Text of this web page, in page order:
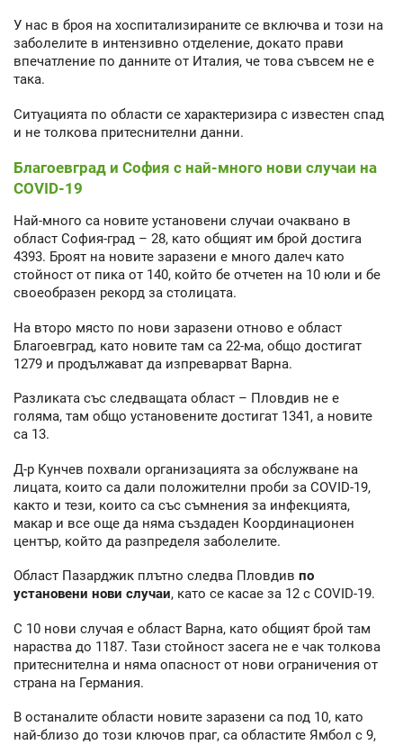
У нас в броя на хоспитализираните се включва и този на
заболелите в интензивно отделение, докато прави
впечатление по данните от Италия, че това съвсем не е
така.
Ситуацията по области се характеризира с известен спад
и не толкова притеснителни данни.
Благоевград и София с най-много нови случаи на
COVID-19
Най-много са новите установени случаи очаквано в
област София-град – 28, като общият им брой достига
4393. Броят на новите заразени е много далеч като
стойност от пика от 140, който бе отчетен на 10 юли и бе
своеобразен рекорд за столицата.
На второ място по нови заразени отново е област
Благоевград, като новите там са 22-ма, общо достигат
1279 и продължават да изпреварват Варна.
Разликата със следващата област – Пловдив не е
голяма, там общо установените достигат 1341, а новите
са 13.
Д-р Кунчев похвали организацията за обслужване на
лицата, които са дали положителни проби за COVID-19,
както и тези, които са със съмнения за инфекцията,
макар и все още да няма създаден Координационен
център, който да разпределя заболелите.
Област Пазарджик плътно следва Пловдив по
установени нови случаи, като се касае за 12 с COVID-19.
С 10 нови случая е област Варна, като общият брой там
нараства до 1187. Тази стойност засега не е чак толкова
притеснителна и няма опасност от нови ограничения от
страна на Германия.
В останалите области новите заразени са под 10, като
най-близо до този ключов праг, са областите Ямбол с 9,